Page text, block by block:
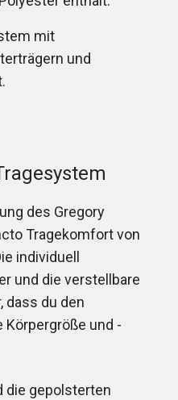
mit
und
des Gregory
Tragekomfort von
individuell
und die verstellbare
dass du den
Körpergröße und -
die gepolsterten